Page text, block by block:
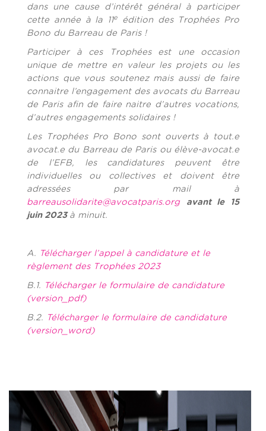
dans une cause d’intérêt général à participer
cette année à la 11e
édition des Trophées Pro
Bono du Barreau de Paris !
Participer à ces Trophées est une occasion
unique de mettre en valeur les projets ou les
actions que vous soutenez mais aussi de faire
connaitre l’engagement des avocats du Barreau
de Paris afin de faire naitre d’autres vocations,
d’autres engagements solidaires !
Les Trophées Pro Bono sont ouverts à tout.e
avocat.e du Barreau de Paris ou élève-avocat.e
de l’EFB, les candidatures peuvent être
individuelles ou collectives et doivent être
adressées par mail à
barreausolidarite@avocatparis.org
avant le 15
juin 2023à minuit.
A. Télécharger l’appel à candidature et le
règlement des Trophées 2023
B.1. Télécharger le formulaire de candidature
(version_pdf)
B.2. Télécharger le formulaire de candidature
(version_word)